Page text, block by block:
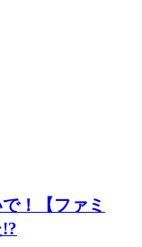
！【ファミ